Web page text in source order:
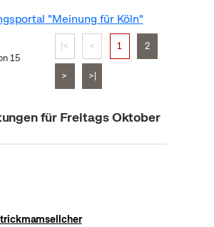
"Meinung für Köln"
15
|< < 1 2
> >|
für Freitags Oktober